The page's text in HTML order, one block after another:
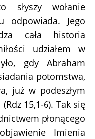
słyszy wołanie
odpowiada. Jego
cała historia
udziałem w
gdy Abraham
potomstwa,
już w podeszłym
15,1-6). Tak się
płonącego
Imienia